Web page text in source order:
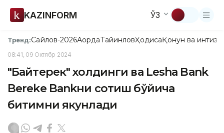
KAZINFORM ЎЗ
Тренд:Сайлов-2026АқордаТайинловҲодисаҚонун ва
08:41, 09 Октябр 2024
"Байтерек" холдинги ва Lesha Bank
Bereke Bankни сотиш бўйича
битимни якунлади